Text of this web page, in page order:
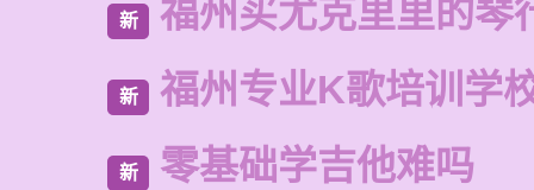
新 福州买尤克里里的琴
新 福州专业K歌培训学
新 零基础学吉他难吗